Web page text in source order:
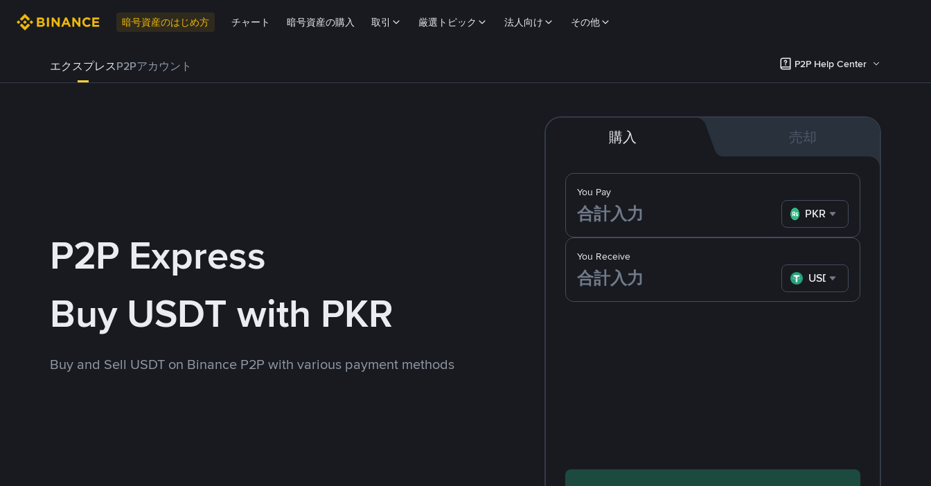
暗号資産のはじめ方 チャート 暗号資産の購入 取引 厳選トピック 法人向け その他
エクスプレスP2Pアカウント P2P Help Center
P2P Express
Buy USDT with PKR
Buy and Sell USDT on Binance P2P with various payment methods
購入 売却
You Pay
PKR
You Receive
USDT